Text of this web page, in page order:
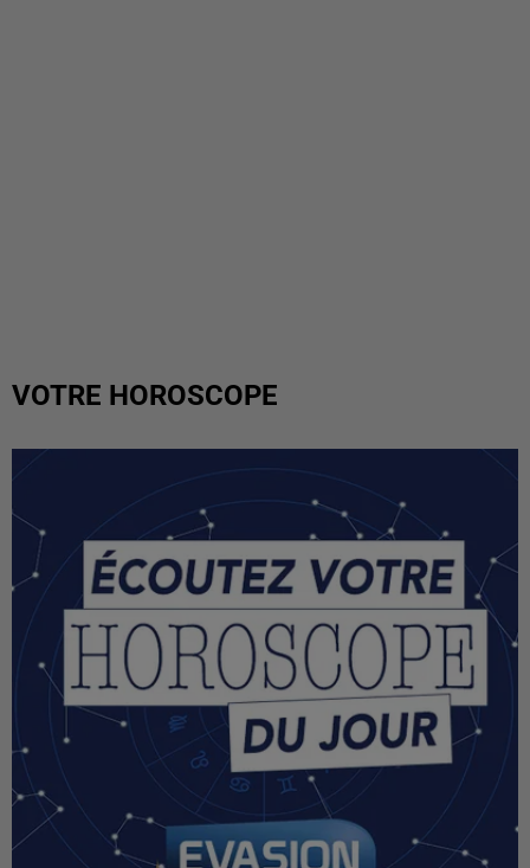
VOTRE HOROSCOPE